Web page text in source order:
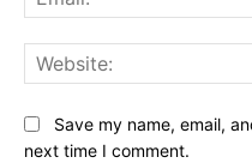
Save my name, email,
next time I comment.